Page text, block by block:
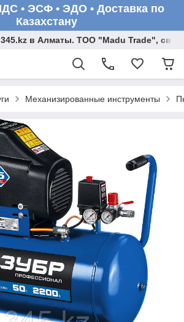
• ЭСФ • ЭДО • Доставка по
Казахстану
345.kz в Алматы. ТОО "Madu Trade",
Механизированные инструменты